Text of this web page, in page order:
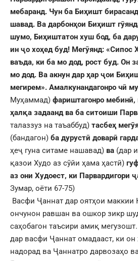
мебаранд. Чун ба Биҳишт
шавад. Ва дарбонҳои Биҳишт гӯ
шумо, Биҳиштатон хуш бод, ба
ин ҷо хоҳед буд! Мегӯянд: «Сипос
ваъда, ки ба мо дод, рост буд. Он
мо дод. Ва акнун дар ҳар ҷои Биҳ
мегирем». Амалкунандагонро чӣ
Муҳаммад) фариштагонро мебинӣ,
ҳалқа задаанд ва ба ситоиши
талаззуз на таъаббуд) тасбеҳ мегӯ
(бандагон) ба дурустӣ доварӣ
ҳеҷ гуна ситаме нашавад) ва (дар
қазои Худо аз сӯйи ҳама ҳастӣ)
аз они Худоест, ки Парвардигори ҷ
Зумар, оёти 67-75)
Васфи Ҷаннат дар оятҳои маккии
ончунон равшан ва ошкор зикр
саҳобагон таъсири амиқ
дар васфи Ҷаннат омадааст, ки
надорад ва Ҷаннатро дарвозаҳо